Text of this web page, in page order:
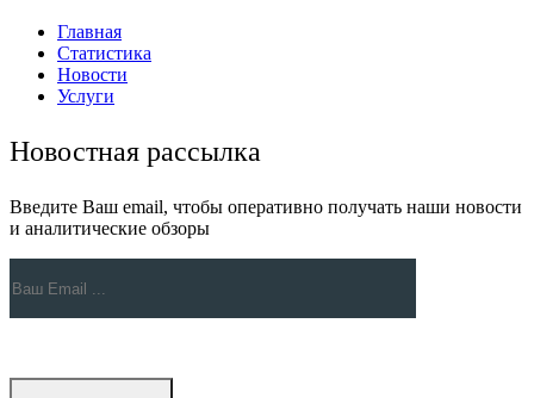
Главная
Статистика
Новости
Услуги
Новостная рассылка
Введите Ваш email, чтобы оперативно получать наши новости
и аналитические обзоры